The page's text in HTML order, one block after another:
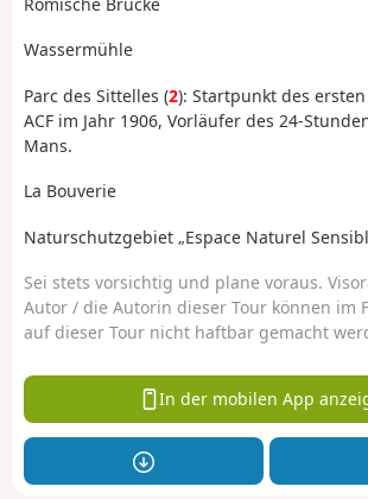
Wassermühle
Parc des Sittelles (2): Startpunkt des
ACF im Jahr 1906, Vorläufer des 24-
Mans.
La Bouverie
Naturschutzgebiet „Espace Naturel
Sei stets vorsichtig und plane voraus.
Autor / die Autorin dieser Tour können im
auf dieser Tour nicht haftbar gemacht
In der mobilen App